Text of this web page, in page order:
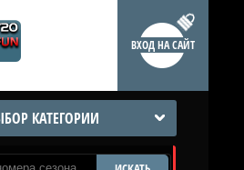
ВХОД НА САЙТ
КАТЕГОРИИ